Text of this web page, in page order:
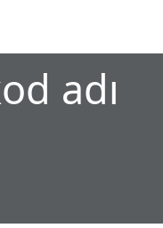
adı